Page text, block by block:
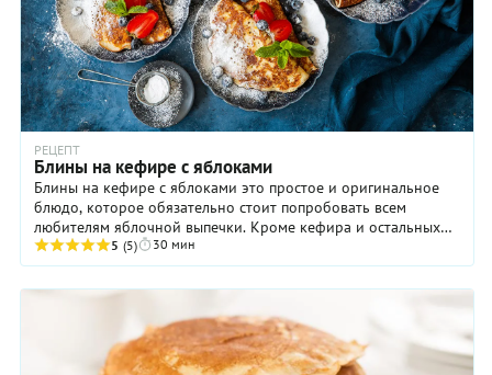
РЕЦЕПТ
Блины на кефире с яблоками
Блины на кефире с яблоками это простое и оригинальное
блюдо, которое обязательно стоит попробовать всем
любителям яблочной выпечки. Кроме кефира и остальных
традиционных ингредиентов, в тесто ...
5 (5) 30 мин